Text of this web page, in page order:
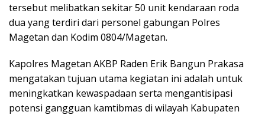
tersebut melibatkan sekitar 50 unit kendaraan roda
dua yang terdiri dari personel gabungan Polres
Magetan dan Kodim 0804/Magetan.
Kapolres Magetan AKBP Raden Erik Bangun Prakasa
mengatakan tujuan utama kegiatan ini adalah untuk
meningkatkan kewaspadaan serta mengantisipasi
potensi gangguan kamtibmas di wilayah Kabupaten